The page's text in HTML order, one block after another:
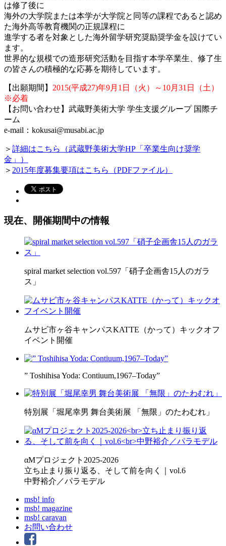
は修了後に
海外の大学院または本学が大学院と同等の課程であると認め
た海外高等教育機関の正規課程に
進学する者を対象とした海外留学研究奨励奨学金を設けてい
ます。
世界的な規模での造形研究活動を目指す本学卒業生、修了生
の皆さんの積極的な応募を期待しています。
【出願期間】 2015(平成27)年9月1日（火）～10月31日（土）
※必着
【お問い合わせ】武蔵野美術大学 学生支援グループ 国際チ
ーム
e-mail：kokusai@musabi.ac.jp
＞ 詳細はこちら（武蔵野美術大学HP「卒業生向け奨学
金」）
＞ 2015年度募集要項はこちら（PDFファイル）
現在、開催期間中の情報
spiral market selection vol.597「硝子企画舎15人のガラ
ス」
ムサビ市ヶ谷キャンパスKATTE（かって）キックオフ
イベント開催
” Toshihisa Yoda: Contiuum,1967–Today”
特別展「堀尾幸男 舞台美術展 「無限」のたわむれ」
αMプロジェクト2025-2026
立ち止まり振り返る、そして前を向く｜vol.6
中野裕介／パラモデル
msb! info
msb! magazine
msb! caravan
お問い合わせ